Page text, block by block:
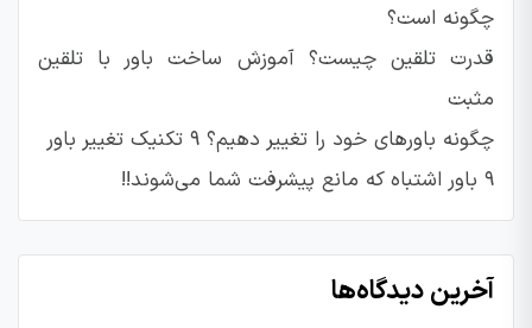
چگونه است؟
قدرت تلقین چیست؟ آموزش ساخت باور با تلقین
مثبت
چگونه باورهای خود را تغییر دهیم؟ ۹ تکنیک تغییر باور
۹ باور اشتباه که مانع پیشرفت شما می‌شوند!!
آخرین دیدگاه‌ها